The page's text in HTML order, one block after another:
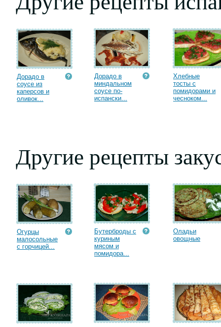
Дорадо в
соусе из
каперсов и
оливок...
Дорадо в
миндальном
соусе по-
испански...
Хлебные
тосты с
помидорами и
чесноком...
Другие рецепты
Огурцы
малосольные
с горчицей...
Бутерброды с
куриным
мясом и
помидора...
Оладьи
овощные